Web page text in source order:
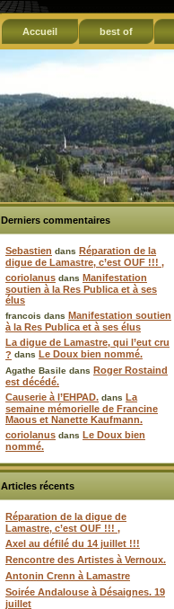
Accueil best of
Derniers commentaires
Sebastien dans Réparation de la
digue de Lamastre, c’est OUF !!! ,
coriolanus dans Manifestation
soutien à la Res Publica et à ses
élus
francois dans Manifestation soutien
à la Res Publica et à ses élus
La digue de Lamastre, qui l’eut cru
? dans Le Doux bien nommé.
Agathe Basile dans Roger Rostaind
est décédé.
Causerie à l’EHPAD. dans La
semaine mémorielle de Francine
Maous et Nanette Kaufmann.
coriolanus dans Le Doux bien
nommé.
Articles récents
Réparation de la digue de
Lamastre, c’est OUF !!! ,
Axel au défilé du 14 juillet !!!
Rencontre des Artistes à Vernoux.
Antonin Crenn à Lamastre
Soirée Andalouse à Désaignes. 19
juillet